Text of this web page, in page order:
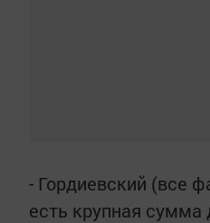
- Гордиевский (все
есть крупная сумма